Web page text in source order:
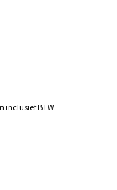
inclusief BTW.